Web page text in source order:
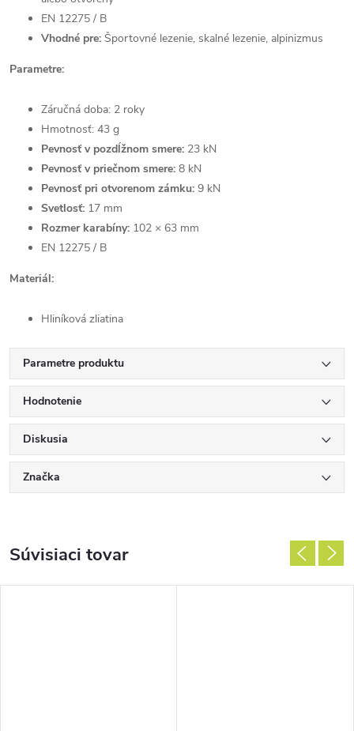
EN 12275 / B
Vhodné pre: Športovné lezenie, skalné lezenie, alpinizmus
Parametre:
Záručná doba: 2 roky
Hmotnosť: 43 g
Pevnosť v pozdĺžnom smere: 23 kN
Pevnosť v priečnom smere: 8 kN
Pevnosť pri otvorenom zámku: 9 kN
Svetlosť: 17 mm
Rozmer karabíny: 102 × 63 mm
EN 12275 / B
Materiál:
Hliníková zliatina
Parametre produktu
Hodnotenie
Diskusia
Značka
Súvisiaci tovar